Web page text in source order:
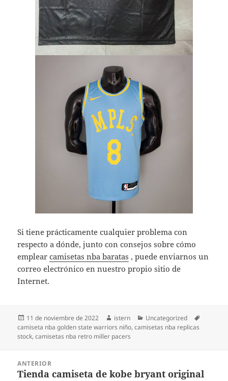
Si tiene prácticamente cualquier problema con
respecto a dónde, junto con consejos sobre cómo
emplearcamisetas nba baratas , puede enviarnos un
correo electrónico en nuestro propio sitio de
Internet.
Publicado
el
11 de noviembre de 2022 Autor
istern Categorías
Uncategorized
camiseta nba golden state warriors niño,camisetas nba replicas
stock,camisetas nba retro miller pacers
ANTERIOR
Entrada
Tienda camiseta de kobe bryant original